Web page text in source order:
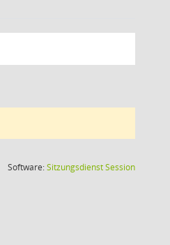
Software:SitzungsdienstSession(Wird in